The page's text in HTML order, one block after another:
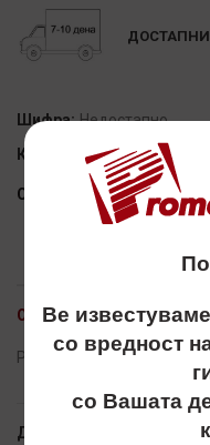
Шифра:Недостапно
Категорија:ПЕНКАЛА -
Сподели
ОПИС
Penkalo, penkala,
ДОПОЛНИТЕЛНИ
Ве
со вредност
со Вашата